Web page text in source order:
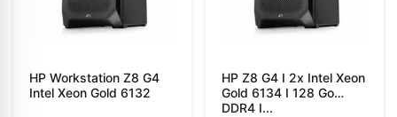
HP Workstation Z8 G4
Intel Xeon Gold 6132
HP Z8 G4 I 2x Intel Xeon
Gold 6134 I 128 Go
DDR4 I...